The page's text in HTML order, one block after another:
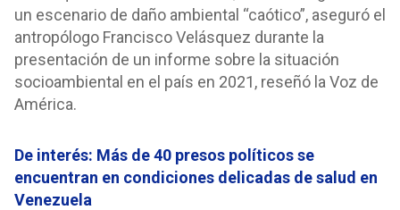
un escenario de daño ambiental “caótico”, aseguró el
antropólogo Francisco Velásquez durante la
presentación de un informe sobre la situación
socioambiental en el país en 2021, reseñó la Voz de
América.
De interés: Más de 40 presos políticos se
encuentran en condiciones delicadas de salud en
Venezuela